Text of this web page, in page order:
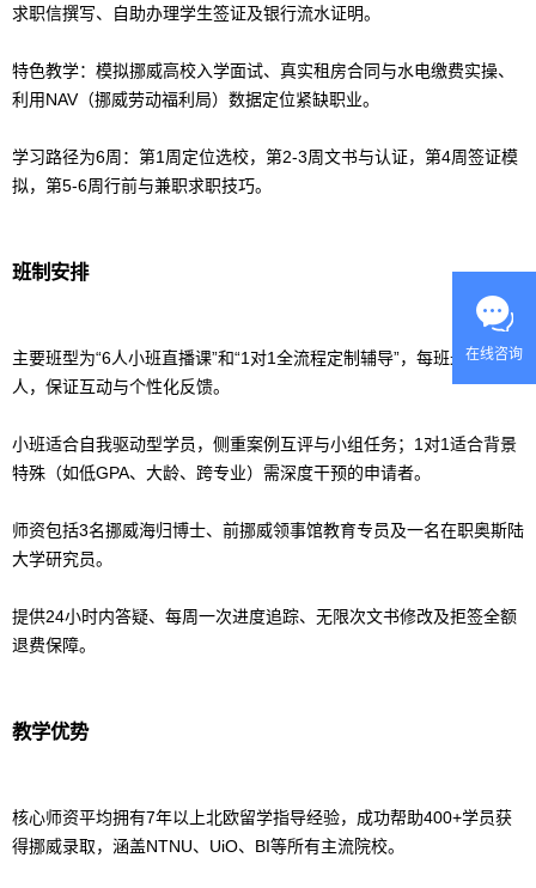
求职信撰写、自助办理学生签证及银行流水证明。
特色教学：模拟挪威高校入学面试、真实租房合同与水电缴费实操、
利用NAV（挪威劳动福利局）数据定位紧缺职业。
学习路径为6周：第1周定位选校，第2-3周文书与认证，第4周签证模
拟，第5-6周行前与兼职求职技巧。
班制安排
主要班型为“6人小班直播课”和“1对1全流程定制辅导”，每班最多6
人，保证互动与个性化反馈。
小班适合自我驱动型学员，侧重案例互评与小组任务；1对1适合背景
特殊（如低GPA、大龄、跨专业）需深度干预的申请者。
师资包括3名挪威海归博士、前挪威领事馆教育专员及一名在职奥斯陆
大学研究员。
提供24小时内答疑、每周一次进度追踪、无限次文书修改及拒签全额
退费保障。
教学优势
核心师资平均拥有7年以上北欧留学指导经验，成功帮助400+学员获
得挪威录取，涵盖NTNU、UiO、BI等所有主流院校。
在线咨询